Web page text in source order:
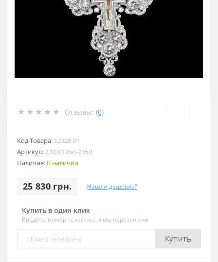
Отзывы: (0)
Код Товара: 12328-01
Артикул:2.10.0126Л-235Л
Наличие: В наличии
25 830 грн. Нашли дешевле?
Купить в один клик
Введите номер телефона и мы перезвоним
Купить